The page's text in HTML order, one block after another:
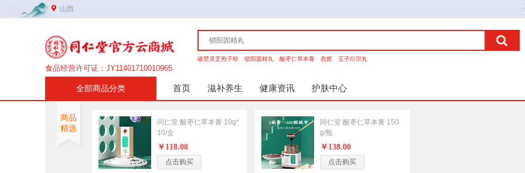
山西
食品经营许可证：JY11401710010965
医疗器械许可证：晋综食药监械经营许20210153号
网站域名：www.tongrentangmall.com
药品经营许可证：晋DA351b00134
破壁灵芝孢子粉 锁阳固精丸 酸枣仁草本膏 燕窝 五子衍宗丸
全部商品分类
非处方药
男科
妇科
传统滋补
高端礼盒
参茸细贵
首页 滋补养生 健康资讯 护肤中心
商品
精选
同仁堂 酸枣仁草本膏 10g*
10/盒
￥118.00
点击购买
同仁堂 酸枣仁草本膏 150
g/瓶
￥138.00
点击购买